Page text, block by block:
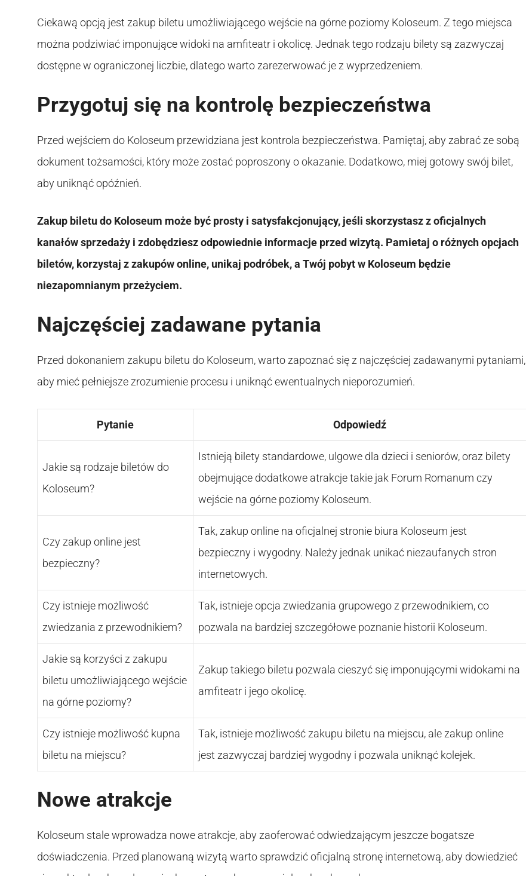
Ciekawą opcją jest zakup biletu umożliwiającego wejście na górne poziomy Koloseum. Z tego miejsca
można podziwiać imponujące widoki na amfiteatr i okolicę. Jednak tego rodzaju bilety są zazwyczaj
dostępne w ograniczonej liczbie, dlatego warto zarezerwować je z wyprzedzeniem.
Przygotuj się na kontrolę bezpieczeństwa
Przed wejściem do Koloseum przewidziana jest kontrola bezpieczeństwa. Pamiętaj, aby zabrać ze sobą
dokument tożsamości, który może zostać poproszony o okazanie. Dodatkowo, miej gotowy swój bilet,
aby uniknąć opóźnień.
Zakup biletu do Koloseum może być prosty i satysfakcjonujący, jeśli skorzystasz z oficjalnych
kanałów sprzedaży i zdobędziesz odpowiednie informacje przed wizytą. Pamietaj o różnych opcjach
biletów, korzystaj z zakupów online, unikaj podróbek, a Twój pobyt w Koloseum będzie
niezapomnianym przeżyciem.
Najczęściej zadawane pytania
Przed dokonaniem zakupu biletu do Koloseum, warto zapoznać się z najczęściej zadawanymi pytaniami,
aby mieć pełniejsze zrozumienie procesu i uniknąć ewentualnych nieporozumień.
Pytanie Odpowiedź
Jakie są rodzaje biletów do
Koloseum?
Istnieją bilety standardowe, ulgowe dla dzieci i seniorów, oraz bilety
obejmujące dodatkowe atrakcje takie jak Forum Romanum czy
wejście na górne poziomy Koloseum.
Czy zakup online jest
bezpieczny?
Tak, zakup online na oficjalnej stronie biura Koloseum jest
bezpieczny i wygodny. Należy jednak unikać niezaufanych stron
internetowych.
Czy istnieje możliwość
zwiedzania z przewodnikiem?
Tak, istnieje opcja zwiedzania grupowego z przewodnikiem, co
pozwala na bardziej szczegółowe poznanie historii Koloseum.
Jakie są korzyści z zakupu
biletu umożliwiającego wejście
na górne poziomy?
Zakup takiego biletu pozwala cieszyć się imponującymi widokami na
amfiteatr i jego okolicę.
Czy istnieje możliwość kupna
biletu na miejscu?
Tak, istnieje możliwość zakupu biletu na miejscu, ale zakup online
jest zazwyczaj bardziej wygodny i pozwala uniknąć kolejek.
Nowe atrakcje
Koloseum stale wprowadza nowe atrakcje, aby zaoferować odwiedzającym jeszcze bogatsze
doświadczenia. Przed planowaną wizytą warto sprawdzić oficjalną stronę internetową, aby dowiedzieć